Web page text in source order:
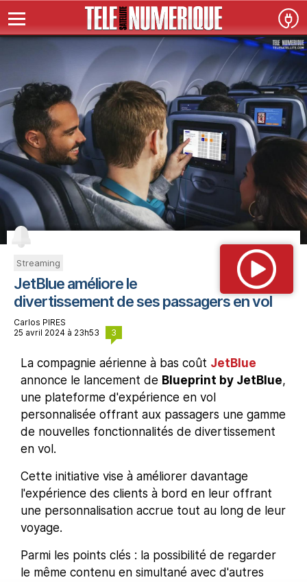
Streaming
JetBlue améliore le
divertissement de ses passagers en vol
Carlos PIRES
25 avril 2024 à 23h53
3
La compagnie aérienne à bas coût JetBlue
annonce le lancement de Blueprint by JetBlue,
une plateforme d'expérience en vol
personnalisée offrant aux passagers une gamme
de nouvelles fonctionnalités de divertissement
en vol.
Cette initiative vise à améliorer davantage
l'expérience des clients à bord en leur offrant
une personnalisation accrue tout au long de leur
voyage.
Parmi les points clés : la possibilité de regarder
le même contenu en simultané avec d'autres